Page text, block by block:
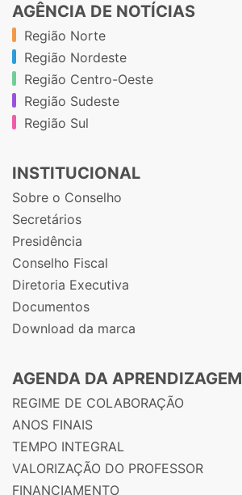
AGÊNCIA DE NOTÍCIAS
Região Norte
Região Nordeste
Região Centro-Oeste
Região Sudeste
Região Sul
INSTITUCIONAL
Sobre o Conselho
Secretários
Presidência
Conselho Fiscal
Diretoria Executiva
Documentos
Download da marca
AGENDA DA APRENDIZAGEM
REGIME DE COLABORAÇÃO
ANOS FINAIS
TEMPO INTEGRAL
VALORIZAÇÃO DO PROFESSOR
FINANCIAMENTO